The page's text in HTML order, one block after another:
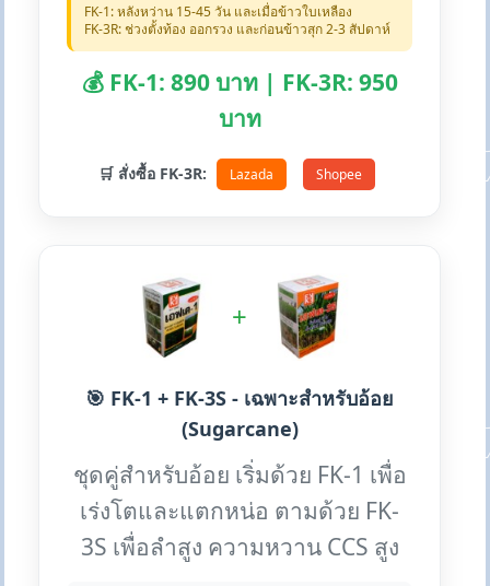
FK-1: หลังหว่าน 15-45 วัน และเมื่อข้าวใบเหลือง
FK-3R: ช่วงตั้งท้อง ออกรวง และก่อนข้าวสุก 2-3 สัปดาห์
💰 FK-1: 890 บาท | FK-3R: 950
บาท
🛒 สั่งซื้อ FK-3R: Lazada Shopee
+
🎯 FK-1 + FK-3S - เฉพาะสำหรับอ้อย
(Sugarcane)
ชุดคู่สำหรับอ้อย เริ่มด้วย FK-1 เพื่อ
เร่งโตและแตกหน่อ ตามด้วย FK-
3S เพื่อลำสูง ความหวาน CCS สูง